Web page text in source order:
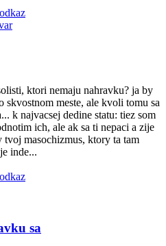
ktori nemaju nahravku? ja by
skvostnom meste, ale kvoli tomu sa
k najvacsej dedine statu: tiez som
ich, ale ak sa ti nepaci a zije
tvoj masochizmus, ktory ta tam
inde...
sa